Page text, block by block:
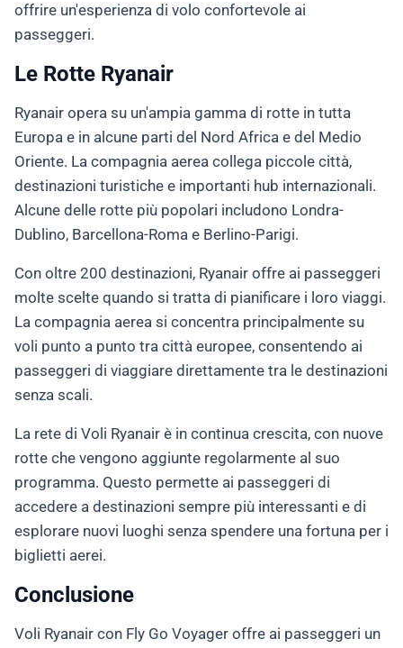
offrire un'esperienza di volo confortevole ai
passeggeri.
Le Rotte Ryanair
Ryanair opera su un'ampia gamma di rotte in tutta
Europa e in alcune parti del Nord Africa e del Medio
Oriente. La compagnia aerea collega piccole città,
destinazioni turistiche e importanti hub internazionali.
Alcune delle rotte più popolari includono Londra-
Dublino, Barcellona-Roma e Berlino-Parigi.
Con oltre 200 destinazioni, Ryanair offre ai passeggeri
molte scelte quando si tratta di pianificare i loro viaggi.
La compagnia aerea si concentra principalmente su
voli punto a punto tra città europee, consentendo ai
passeggeri di viaggiare direttamente tra le destinazioni
senza scali.
La rete di Voli Ryanair è in continua crescita, con nuove
rotte che vengono aggiunte regolarmente al suo
programma. Questo permette ai passeggeri di
accedere a destinazioni sempre più interessanti e di
esplorare nuovi luoghi senza spendere una fortuna per i
biglietti aerei.
Conclusione
Voli Ryanair con Fly Go Voyager offre ai passeggeri un